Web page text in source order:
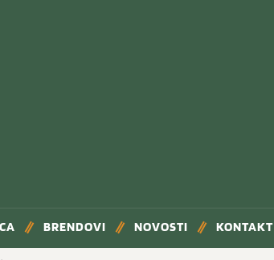
BRENDOVI NOVOSTI KONTAKT